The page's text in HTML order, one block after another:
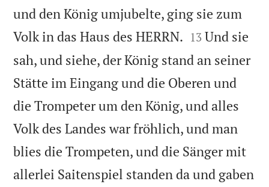
und den König umjubelte, ging sie zum
Volk in das Haus des HERRN. 

13 Und sie
sah, und siehe, der König stand an seiner
Stätte im Eingang und die Oberen und
die Trompeter um den König, und alles
Volk des Landes war fröhlich, und man
blies die Trompeten, und die Sänger mit
allerlei Saitenspiel standen da und gaben